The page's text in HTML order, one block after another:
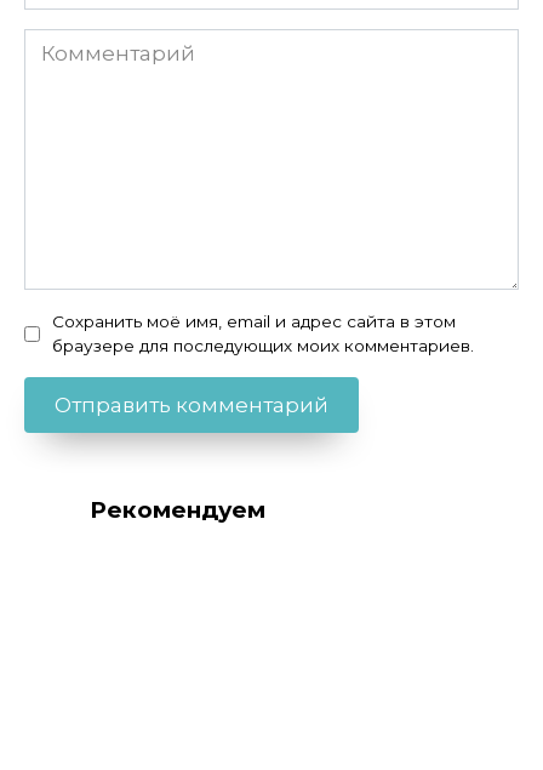
Комментарий
Сохранить моё имя, email и адрес сайта в этом
браузере для последующих моих комментариев.
Рекомендуем